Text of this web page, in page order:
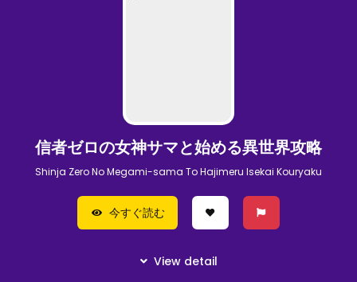
信者ゼロの女神サマと始める異世界攻略
Shinja Zero No Megami-sama To Hajimeru Isekai Kouryaku
今すぐ読む